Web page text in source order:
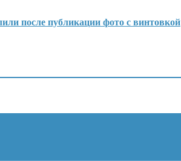
после публикации фото с винтовкой